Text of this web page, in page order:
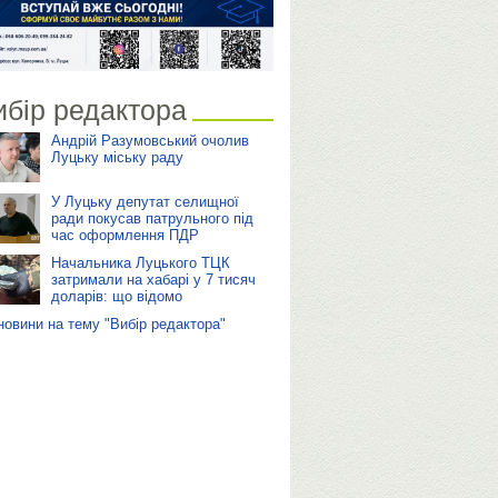
редактора
Андрій Разумовський очолив
Луцьку міську раду
У Луцьку депутат селищної
ради покусав патрульного під
час оформлення ПДР
Начальника Луцького ТЦК
затримали на хабарі у 7 тисяч
доларів: що відомо
на тему "Вибір редактора"